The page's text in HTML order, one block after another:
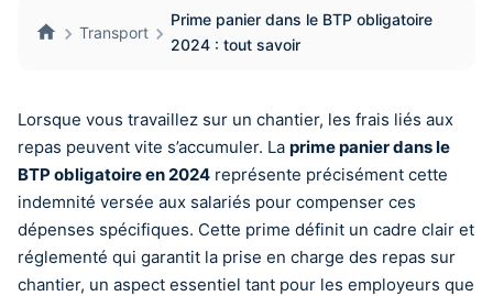
Transport
Prime panier dans le BTP obligatoire
2024 : tout savoir
Lorsque vous travaillez sur un chantier, les frais liés aux
repas peuvent vite s’accumuler. La prime panier dans le
BTP obligatoire en 2024 représente précisément cette
indemnité versée aux salariés pour compenser ces
dépenses spécifiques. Cette prime définit un cadre clair et
réglementé qui garantit la prise en charge des repas sur
chantier, un aspect essentiel tant pour les employeurs que